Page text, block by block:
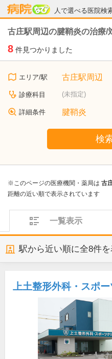
人で選べる医院検
病院なび
古庄駅周辺の腱鞘炎の治療/
8 件見つかりました
エリア/駅 古庄駅周辺
診療科目 (未指定)
詳細条件 腱鞘炎
検
※このページの医療機関・薬局は 古
距離の近い順で表示されています
一覧表示
駅から近い順に全8件
上土整形外科・スポ